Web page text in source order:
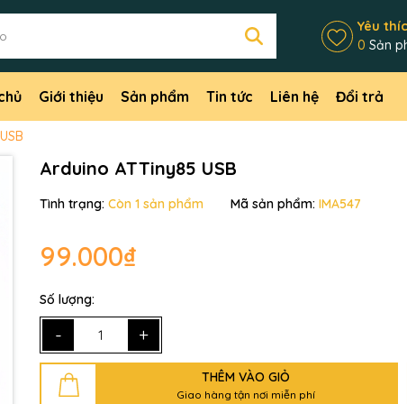
Yêu
0 Sản
Giới thiệu Sản phẩm Tin tức Liên hệ Đổi trả
Arduino ATTiny85 USB
Tình trạng: Còn 1 sản phẩm Mã sản phẩm: IMA547
99.000₫
Số lượng:
- +
THÊM VÀO GIỎ
Giao hàng tận nơi miễn phí
Mã giảm giá:
Ngày hết hạn: